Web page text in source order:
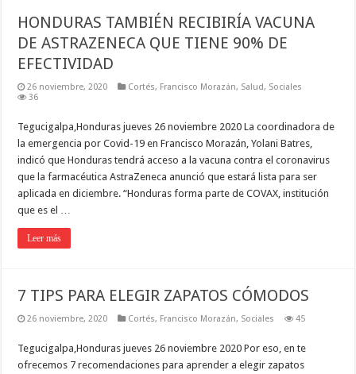
HONDURAS TAMBIÉN RECIBIRÍA VACUNA
DE ASTRAZENECA QUE TIENE 90% DE
EFECTIVIDAD
26 noviembre, 2020 Cortés, Francisco Morazán, Salud, Sociales
36
Tegucigalpa,Honduras jueves 26 noviembre 2020 La coordinadora de
la emergencia por Covid-19 en Francisco Morazán, Yolani Batres,
indicó que Honduras tendrá acceso a la vacuna contra el coronavirus
que la farmacéutica AstraZeneca anunció que estará lista para ser
aplicada en diciembre. “Honduras forma parte de COVAX, institución
que es el …
Leer más
7 TIPS PARA ELEGIR ZAPATOS CÓMODOS
26 noviembre, 2020 Cortés, Francisco Morazán, Sociales 45
Tegucigalpa,Honduras jueves 26 noviembre 2020 Por eso, en te
ofrecemos 7 recomendaciones para aprender a elegir zapatos